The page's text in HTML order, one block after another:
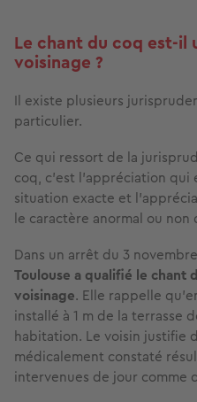
Le chant du coq est-il
voisinage ?
Il existe plusieurs
particulier.
Ce qui ressort de la
coq, c’est l’appréciation
situation exacte et
le caractère anormal ou
Dans un arrêt du 3
Toulouse a qualifié le chant
voisinage. Elle rappelle
installé à 1 m de la terrasse
habitation. Le voisin justifie
médicalement constaté
intervenues de jour comme